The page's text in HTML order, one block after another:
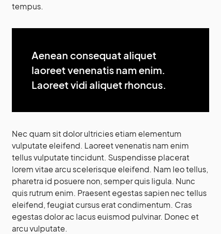
tempus.
Aenean consequat aliquet
laoreet venenatis nam enim.
Laoreet vidi aliquet rhoncus.
Nec quam sit dolor ultricies etiam elementum
vulputate eleifend. Laoreet venenatis nam enim
tellus vulputate tincidunt. Suspendisse placerat
lorem vitae arcu scelerisque eleifend. Nam leo tellus,
pharetra id posuere non, semper quis ligula. Nunc
quis rutrum enim. Praesent egestas sapien nec tellus
eleifend, feugiat cursus erat condimentum. Cras
egestas dolor ac lacus euismod pulvinar. Donec et
arcu vulputate.